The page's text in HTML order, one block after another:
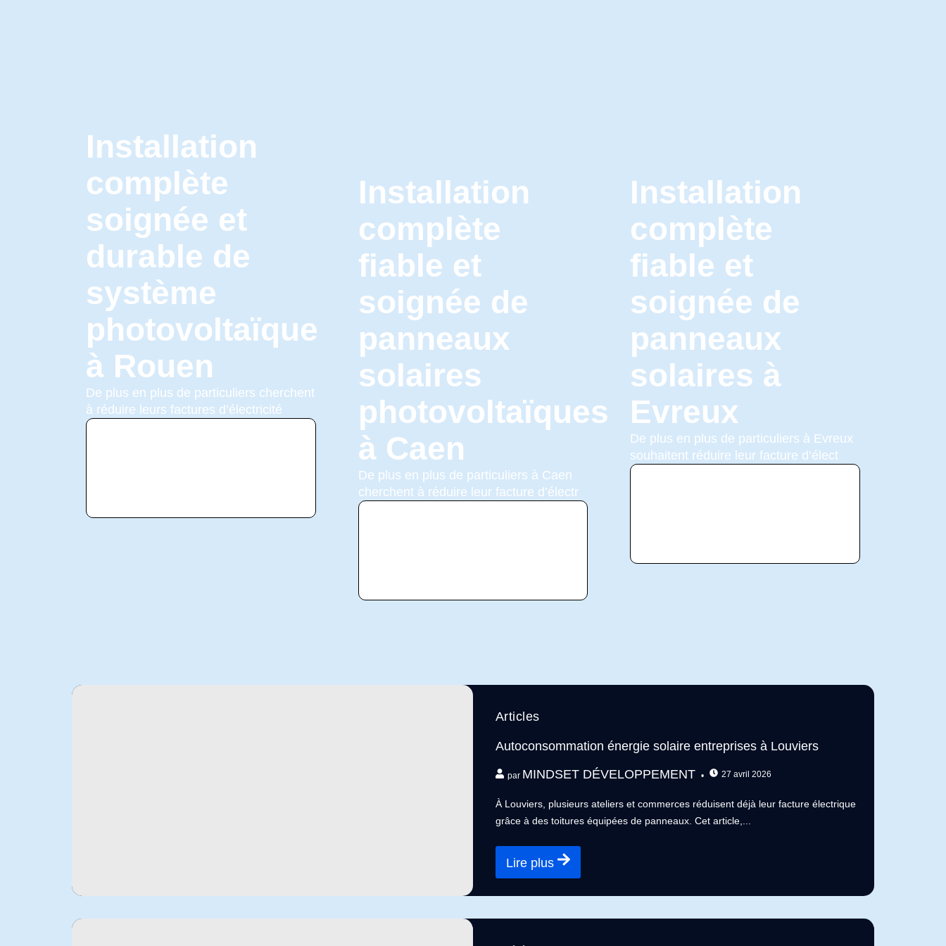
Installation
complète
soignée et
durable de
système
photovoltaïque
à Rouen
De plus en plus de particuliers cherchent
à réduire leurs factures d’électricité
Installation
complète
fiable et
soignée de
panneaux
solaires
photovoltaïques
à Caen
De plus en plus de particuliers à Caen
cherchent à réduire leur facture d’électr
Installation
complète
fiable et
soignée de
panneaux
solaires à
Evreux
De plus en plus de particuliers à Evreux
souhaitent réduire leur facture d’élect
Articles
Autoconsommation énergie solaire entreprises à Louviers
par MINDSET DÉVELOPPEMENT 27 avril 2026
À Louviers, plusieurs ateliers et commerces réduisent déjà leur facture électrique
grâce à des toitures équipées de panneaux. Cet article,...
Lire plus